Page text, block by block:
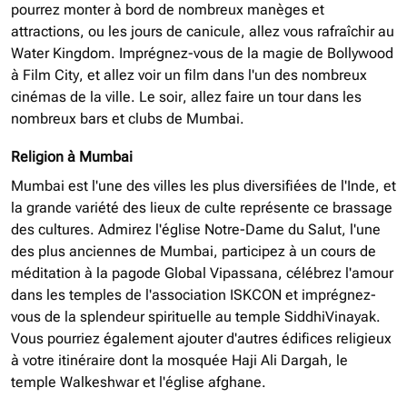
pourrez monter à bord de nombreux manèges et
attractions, ou les jours de canicule, allez vous rafraîchir au
Water Kingdom. Imprégnez-vous de la magie de Bollywood
à Film City, et allez voir un film dans l'un des nombreux
cinémas de la ville. Le soir, allez faire un tour dans les
nombreux bars et clubs de Mumbai.
Religion à Mumbai
Mumbai est l'une des villes les plus diversifiées de l'Inde, et
la grande variété des lieux de culte représente ce brassage
des cultures. Admirez l'église Notre-Dame du Salut, l'une
des plus anciennes de Mumbai, participez à un cours de
méditation à la pagode Global Vipassana, célébrez l'amour
dans les temples de l'association ISKCON et imprégnez-
vous de la splendeur spirituelle au temple SiddhiVinayak.
Vous pourriez également ajouter d'autres édifices religieux
à votre itinéraire dont la mosquée Haji Ali Dargah, le
temple Walkeshwar et l'église afghane.